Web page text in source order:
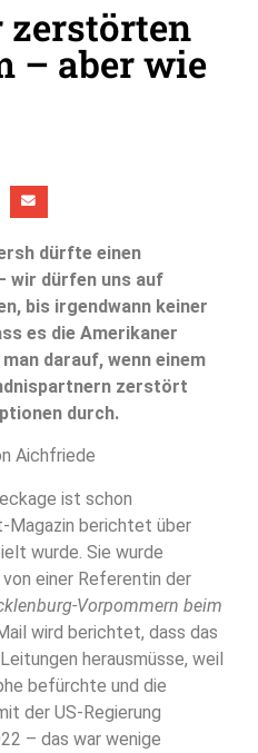
– aber wie
dürfte einen
wir dürfen uns auf
bis irgendwann keiner
es die Amerikaner
darauf, wenn einem
zerstört
durch.
Aichfriede
ist schon
Magazin berichtet über
wurde. Sie wurde
einer Referentin der
Vorpommern beim
wird berichtet, dass das
herausmüsse, weil
befürchte und die
der US-Regierung
– das war wenige